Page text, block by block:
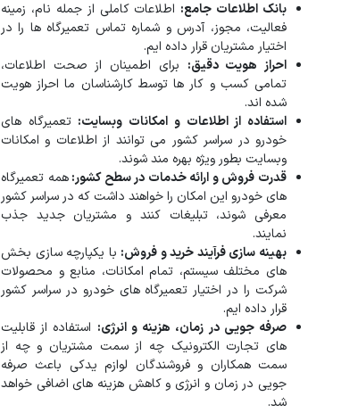
بانک اطلاعات جامع: اطلاعات کاملی از جمله نام، زمینه
فعالیت، مجوز، آدرس و شماره تماس تعمیرگاه‌ ها را در
اختیار مشتریان قرار داده ایم.
احراز هویت دقیق: برای اطمینان از صحت اطلاعات،
تمامی کسب‌ و کار ها توسط کارشناسان ما احراز هویت
شده اند.
استفاده از اطلاعات و امکانات وبسایت: تعمیرگاه‌ های
خودرو در سراسر کشور می توانند از اطلاعات و امکانات
وبسایت بطور ویژه بهره مند شوند.
قدرت فروش و ارائه خدمات در سطح کشور:همه تعمیرگاه‌
های خودرو این امکان را خواهند داشت که در سراسر کشور
معرفی شوند، تبلیغات کنند و مشتریان جدید جذب
نمایند.
بهینه‌ سازی فرآیند خرید و فروش: با یکپارچه‌ سازی بخش‌
های مختلف سیستم، تمام امکانات، منابع و محصولات
شرکت را در اختیار تعمیرگاه‌ های خودرو در سراسر کشور
قرار داده ایم.
صرفه جویی در زمان، هزینه و انرژی: استفاده از قابلیت
های تجارت الکترونیک چه از سمت مشتریان و چه از
سمت همکاران و فروشندگان لوازم یدکی باعث صرفه
جویی در زمان و انرژی و کاهش هزینه های اضافی خواهد
شد.